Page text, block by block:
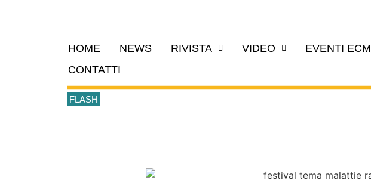
HOME NEWS RIVISTA VIDEO EVENTI ECM
CONTATTI
FLASH